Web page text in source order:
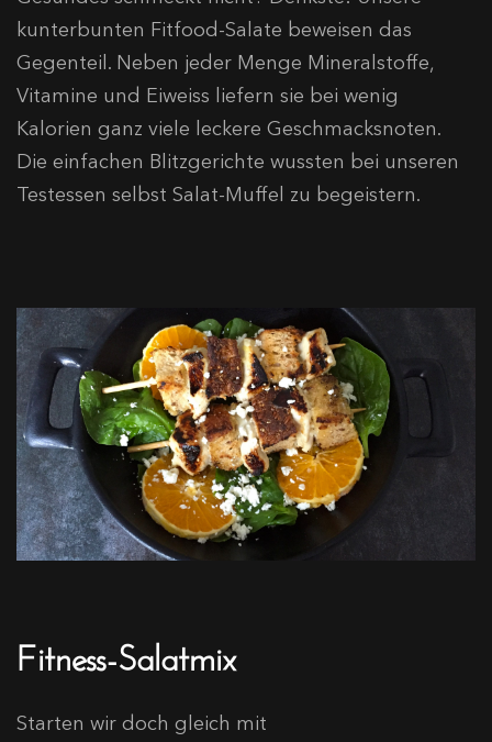
kunterbunten Fitfood-Salate beweisen das
Gegenteil. Neben jeder Menge Mineralstoffe,
Vitamine und Eiweiss liefern sie bei wenig
Kalorien ganz viele leckere Geschmacksnoten.
Die einfachen Blitzgerichte wussten bei unseren
Testessen selbst Salat-Muffel zu begeistern.
Fitness-Salatmix
Starten wir doch gleich mit